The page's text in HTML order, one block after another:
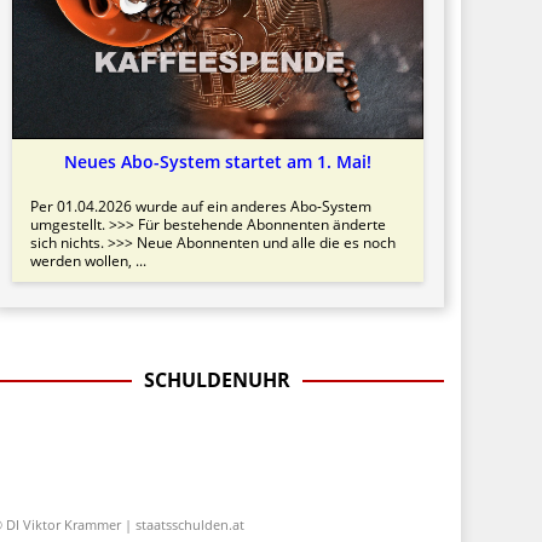
Neues Abo-System startet am 1. Mai!
Per 01.04.2026 wurde auf ein anderes Abo-System
umgestellt. >>> Für bestehende Abonnenten änderte
sich nichts. >>> Neue Abonnenten und alle die es noch
werden wollen, ...
SCHULDENUHR
DI Viktor Krammer | staatsschulden.at